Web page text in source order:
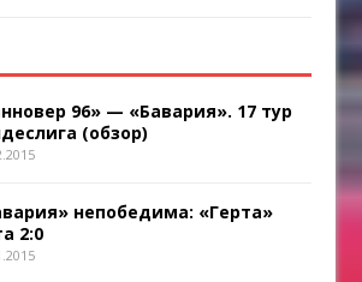
96» — «Бавария». 17 тур
(обзор)
непобедима: «Герта»
2:0